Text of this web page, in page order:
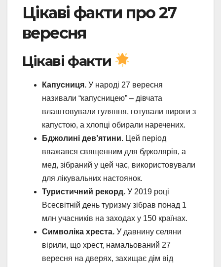
Цікаві факти про 27
вересня
Цікаві факти
Капусниця. У народі 27 вересня
називали “капусницею” – дівчата
влаштовували гуляння, готували пироги з
капустою, а хлопці обирали наречених.
Бджолині дев’ятини. Цей період
вважався священним для бджолярів, а
мед, зібраний у цей час, використовували
для лікувальних настоянок.
Туристичний рекорд. У 2019 році
Всесвітній день туризму зібрав понад 1
млн учасників на заходах у 150 країнах.
Символіка хреста. У давнину селяни
вірили, що хрест, намальований 27
вересня на дверях, захищає дім від